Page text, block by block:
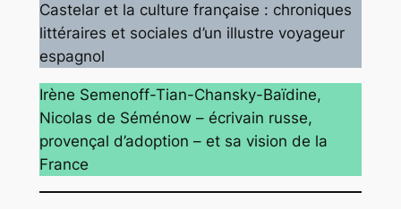
Castelar et la culture française : chroniques
littéraires et sociales d’un illustre voyageur
espagnol
Irène Semenoff-Tian-Chansky-Baïdine,
Nicolas de Séménow – écrivain russe,
provençal d’adoption – et sa vision de la
France